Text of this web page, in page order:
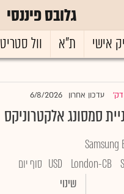
גלובס פיננסי
אישי ת"א וול סטריט
עדכון אחרון 6/8/2026
סמסונג אלקטרוניקס
Samsung
London-CB
USD סוף יום
שינוי